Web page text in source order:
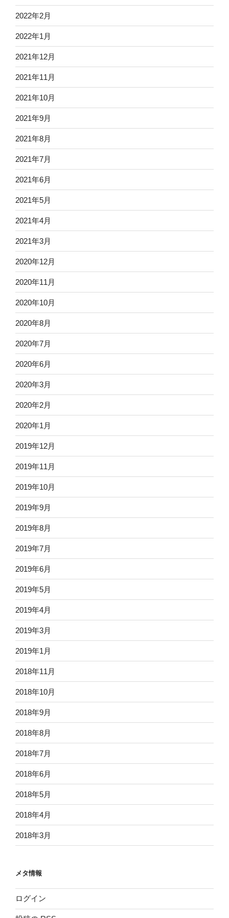
2022年2月
2022年1月
2021年12月
2021年11月
2021年10月
2021年9月
2021年8月
2021年7月
2021年6月
2021年5月
2021年4月
2021年3月
2020年12月
2020年11月
2020年10月
2020年8月
2020年7月
2020年6月
2020年3月
2020年2月
2020年1月
2019年12月
2019年11月
2019年10月
2019年9月
2019年8月
2019年7月
2019年6月
2019年5月
2019年4月
2019年3月
2019年1月
2018年11月
2018年10月
2018年9月
2018年8月
2018年7月
2018年6月
2018年5月
2018年4月
2018年3月
メタ情報
ログイン